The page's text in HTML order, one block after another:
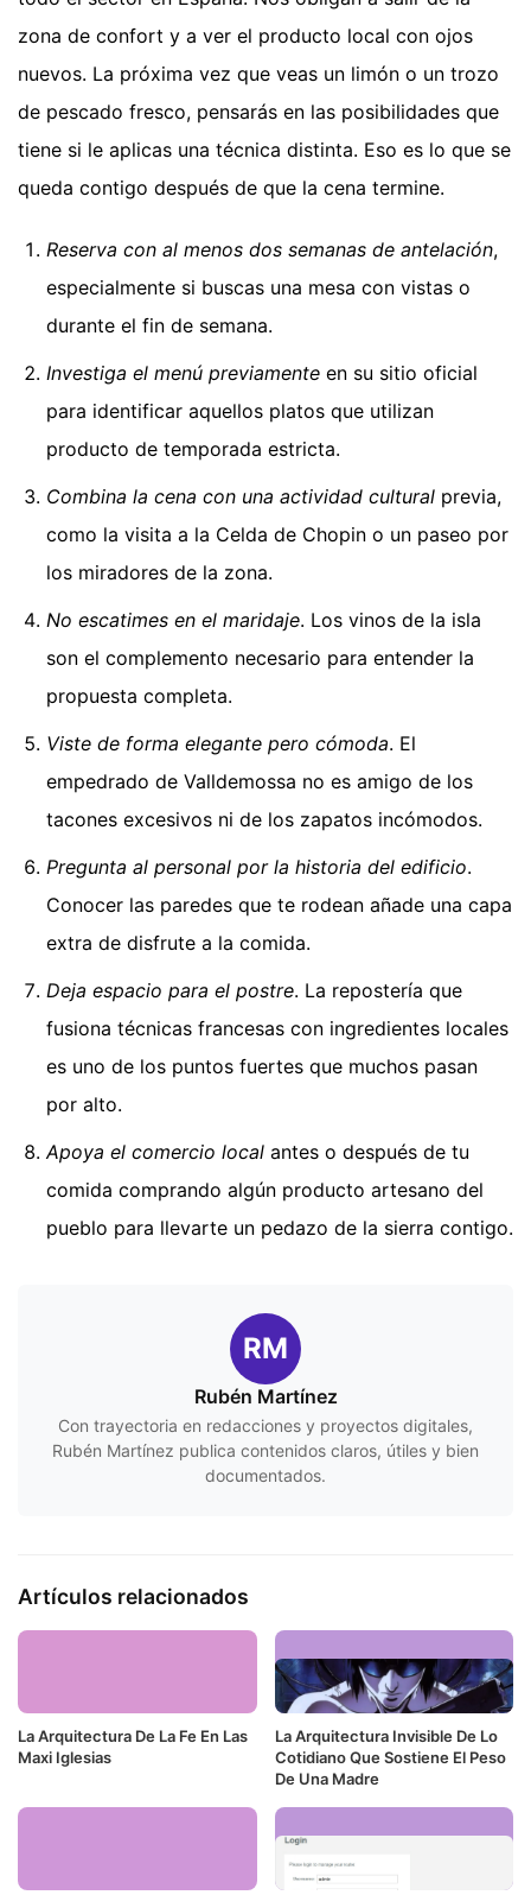
zona de confort y a ver el producto local con ojos
nuevos. La próxima vez que veas un limón o un trozo
de pescado fresco, pensarás en las posibilidades que
tiene si le aplicas una técnica distinta. Eso es lo que se
queda contigo después de que la cena termine.
Reserva con al menos dos semanas de antelación,
especialmente si buscas una mesa con vistas o
durante el fin de semana.
Investiga el menú previamente en su sitio oficial
para identificar aquellos platos que utilizan
producto de temporada estricta.
Combina la cena con una actividad cultural previa,
como la visita a la Celda de Chopin o un paseo por
los miradores de la zona.
No escatimes en el maridaje. Los vinos de la isla
son el complemento necesario para entender la
propuesta completa.
Viste de forma elegante pero cómoda. El
empedrado de Valldemossa no es amigo de los
tacones excesivos ni de los zapatos incómodos.
Pregunta al personal por la historia del edificio.
Conocer las paredes que te rodean añade una capa
extra de disfrute a la comida.
Deja espacio para el postre. La repostería que
fusiona técnicas francesas con ingredientes locales
es uno de los puntos fuertes que muchos pasan
por alto.
Apoya el comercio local antes o después de tu
comida comprando algún producto artesano del
pueblo para llevarte un pedazo de la sierra contigo.
RM
Rubén Martínez
Con trayectoria en redacciones y proyectos digitales,
Rubén Martínez publica contenidos claros, útiles y bien
documentados.
Artículos relacionados
La Arquitectura De La Fe En Las
Maxi Iglesias
La Arquitectura Invisible De Lo
Cotidiano Que Sostiene El Peso
De Una Madre